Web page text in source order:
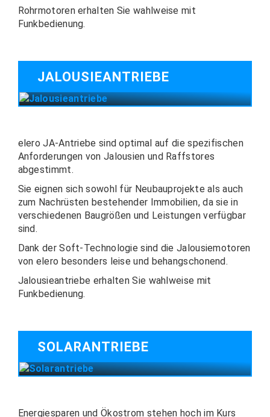
Rohrmotoren erhalten Sie wahlweise mit
Funkbedienung.
JALOUSIEANTRIEBE
elero JA-Antriebe sind optimal auf die spezifischen
Anforderungen von Jalousien und Raffstores
abgestimmt.
Sie eignen sich sowohl für Neubauprojekte als auch
zum Nachrüsten bestehender Immobilien, da sie in
verschiedenen Baugrößen und Leistungen verfügbar
sind.
Dank der Soft-Technologie sind die Jalousiemotoren
von elero besonders leise und behangschonend.
Jalousieantriebe erhalten Sie wahlweise mit
Funkbedienung.
SOLARANTRIEBE
Energiesparen und Ökostrom stehen hoch im Kurs